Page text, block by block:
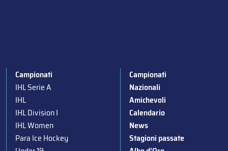
Campionati
IHL Serie A
IHL
IHL Division I
IHL Women
Para Ice Hockey
Campionati
Nazionali
Amichevoli
Calendario
News
Stagioni passate